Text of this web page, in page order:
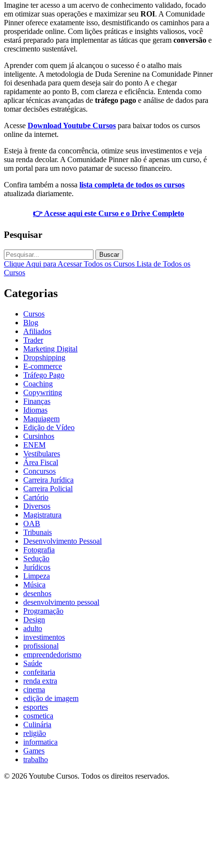
Imagine ter acesso a um acervo de conhecimento validado, focado
em otimizar suas operações e maximizar seu ROI. A Comunidade
Pinner oferece exatamente isso, desmistificando os caminhos para a
prosperidade online. Com lições práticas e insights valiosos, você
estará preparado para implementar as táticas que geram conversão e
crescimento sustentável.
Aprender com quem já alcançou o sucesso é o atalho mais
inteligente. A metodologia de Duda Serenine na Comunidade Pinner
foi desenhada para quem deseja sair do ponto A e chegar
rapidamente ao ponto B, com clareza e eficiência. Entenda como
aplicar técnicas avançadas de tráfego pago e análise de dados para
tomar decisões estratégicas.
Acesse Download Youtube Cursos para baixar todos os cursos
online da internet.
Esteja à frente da concorrência, otimize seus investimentos e veja
sua renda decolar. A Comunidade Pinner não é apenas um curso, é
um portal para um novo patamar de sucesso financeiro.
Confira também a nossa lista completa de todos os cursos
atualizada diariamente.
👉 Acesse aqui este Curso e o Drive Completo
Pesquisar
Buscar
Clique Aqui para Acessar Todos os Cursos Lista de Todos os
Cursos
Categorias
Cursos
Blog
Afiliados
Trader
Marketing Digital
Dropshipping
E-commerce
Tráfego Pago
Coaching
Copywriting
Finanças
Idiomas
Maquiagem
Edição de Vídeo
Cursinhos
ENEM
Vestibulares
Área Fiscal
Concursos
Carreira Jurídica
Carreira Policial
Cartório
Diversos
Magistratura
OAB
Tribunais
Desenvolvimento Pessoal
Fotografia
Sedução
Jurídicos
Limpeza
Música
desenhos
desenvolvimento pessoal
Programação
Design
adulto
investimentos
profissional
empreendedorismo
Saúde
confeitaria
renda extra
cinema
edição de imagem
esportes
cosmetica
Culinária
religião
informatica
Games
trabalho
© 2026 Youtube Cursos. Todos os direitos reservados.